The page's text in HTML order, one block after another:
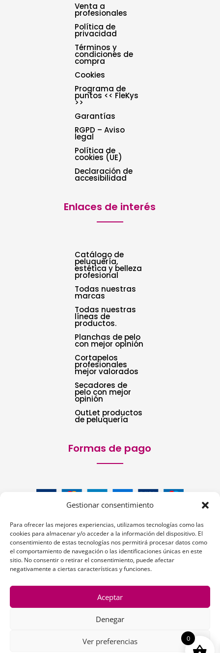
Gestionar consentimiento
Para ofrecer las mejores experiencias, utilizamos tecnologías como las
cookies para almacenar y/o acceder a la información del dispositivo. El
consentimiento de estas tecnologías nos permitirá procesar datos como
el comportamiento de navegación o las identificaciones únicas en este
sitio. No consentir o retirar el consentimiento, puede afectar
negativamente a ciertas características y funciones.
Aceptar
Denegar
Ver preferencias
Venta a
profesionales
Política de
privacidad
Términos y
condiciones de
compra
Cookies
Programa de
puntos << FleKys
>>
Garantías
RGPD – Aviso
legal
Política de
cookies (UE)
Declaración de
accesibilidad
Enlaces de interés
Catálogo de
peluquería,
estética y belleza
profesional
Todas nuestras
marcas
Todas nuestras
líneas de
productos.
Planchas de pelo
con mejor opinión
Cortapelos
profesionales
mejor valorados
Secadores de
pelo con mejor
opinión
OutLet productos
de peluquería
Formas de pago
Siguenos:
0